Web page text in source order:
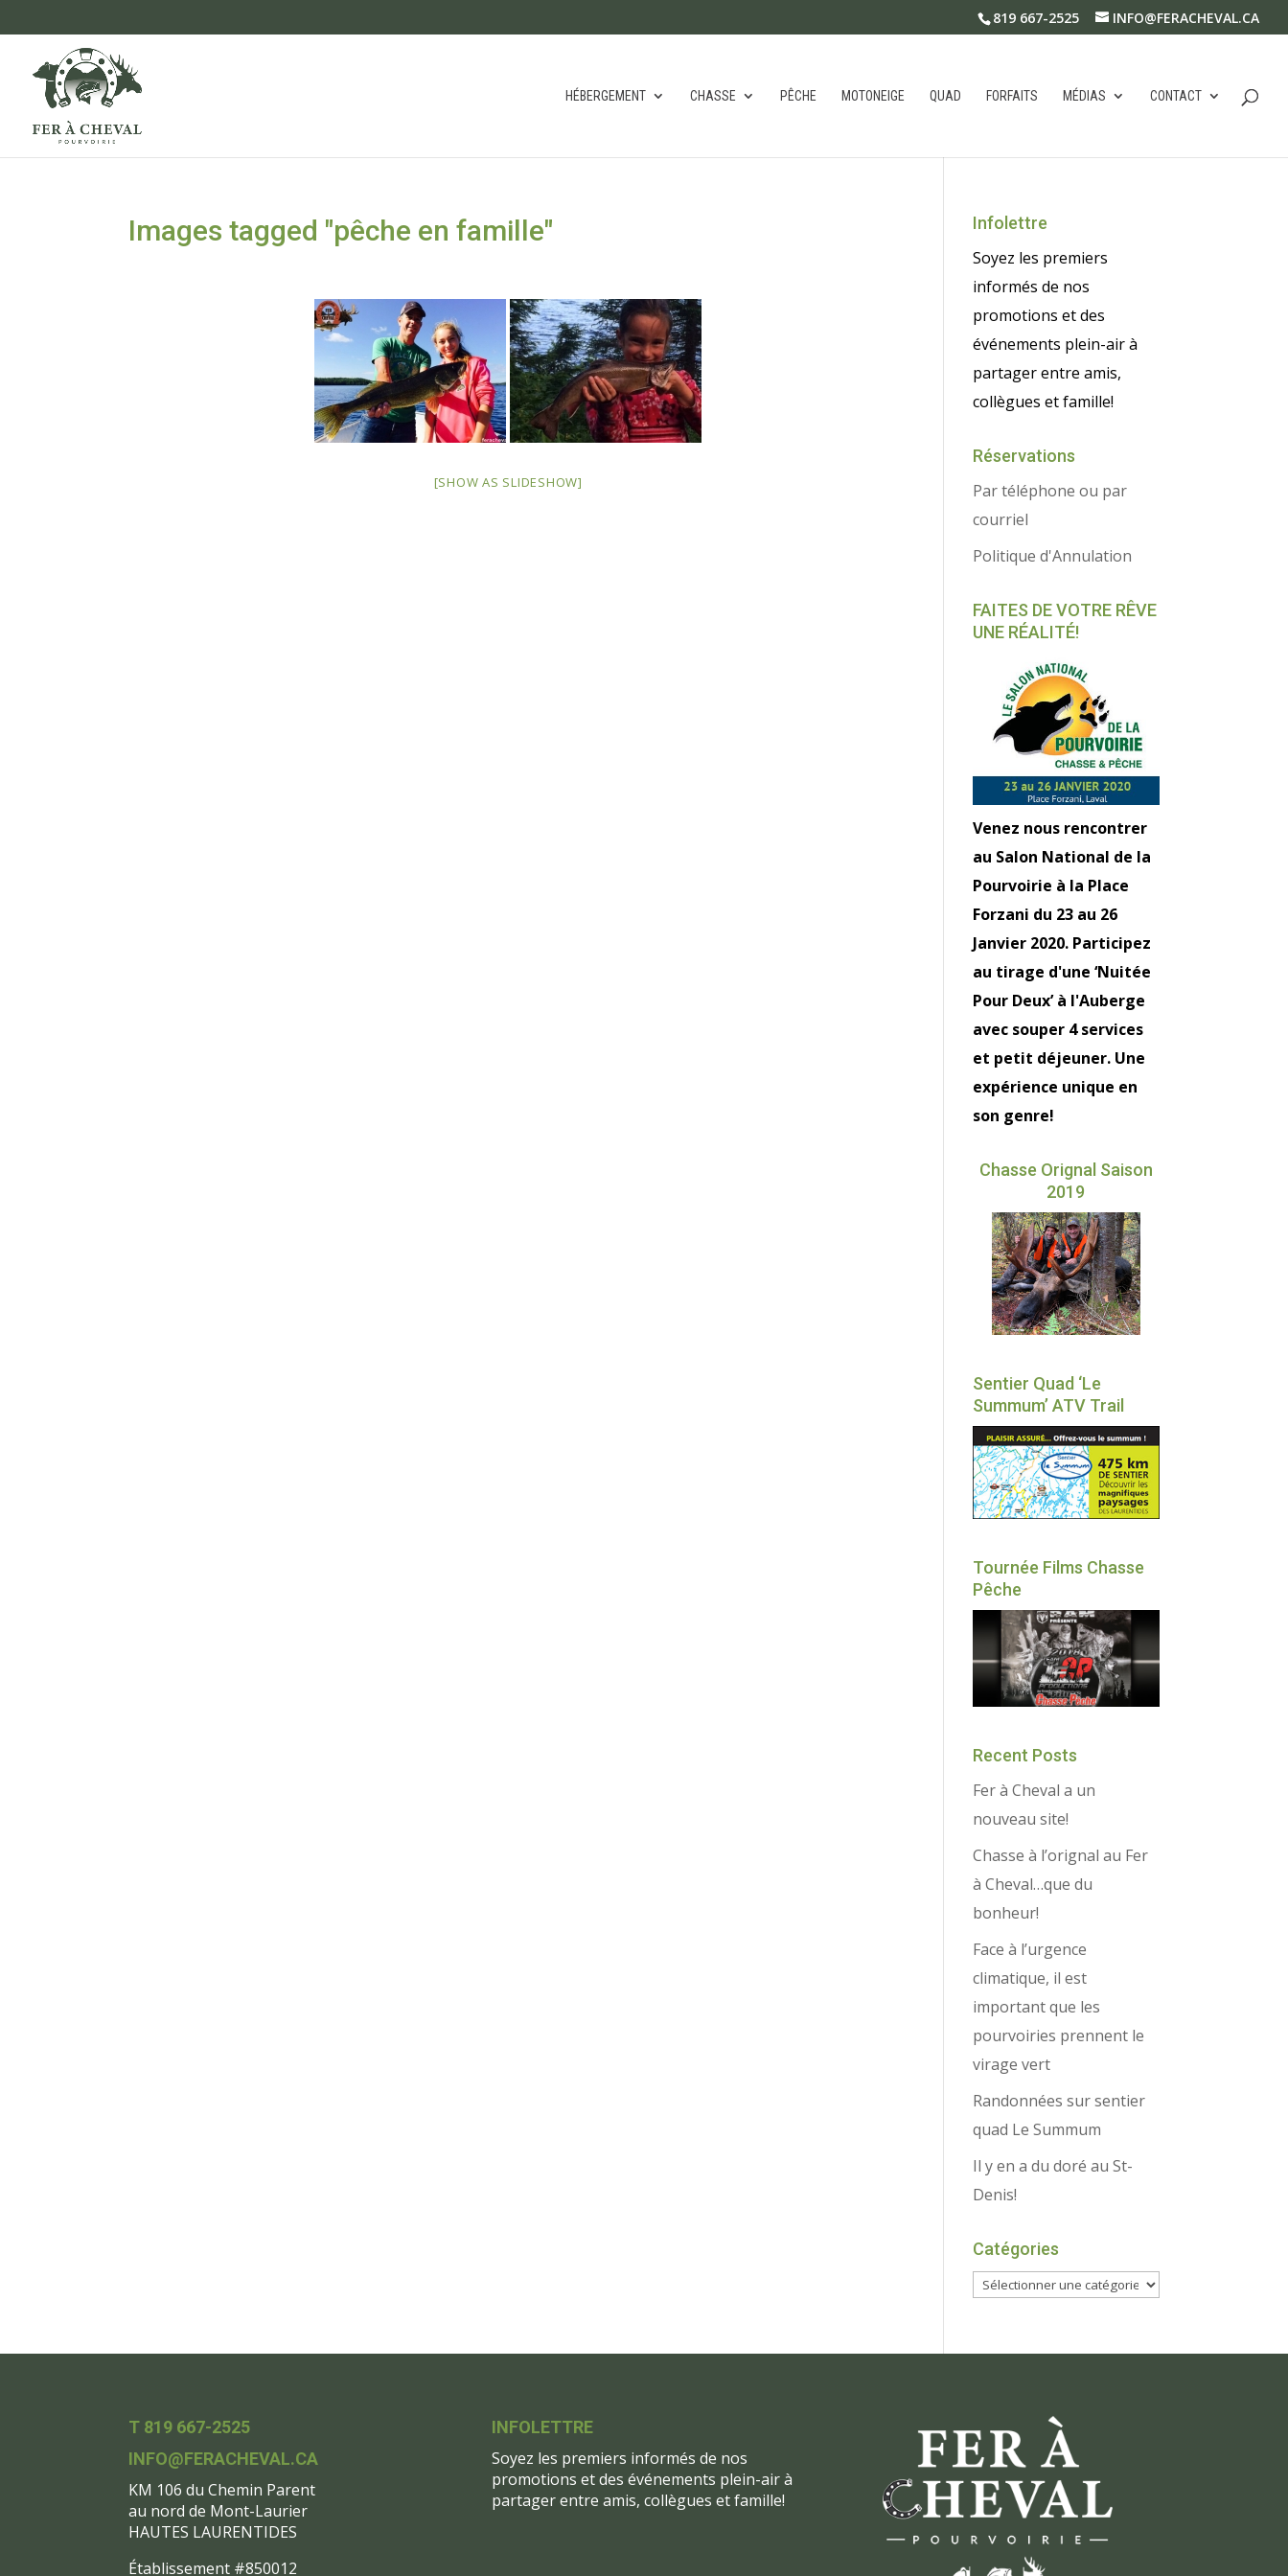
819 667-2525 INFO@FERACHEVAL.CA
HÉBERGEMENT CHASSE PÊCHE MOTONEIGE QUAD FORFAITS MÉDIAS CONTACT
Images tagged "pêche en famille"
[SHOW AS SLIDESHOW]
Infolettre
Soyez les premiers
informés de nos
promotions et des
événements plein-air à
partager entre amis,
collègues et famille!
Réservations
Par téléphone ou par
courriel
Politique d'Annulation
FAITES DE VOTRE RÊVE
UNE RÉALITÉ!
Venez nous rencontrer
au Salon National de la
Pourvoirie à la Place
Forzani du 23 au 26
Janvier 2020. Participez
au tirage d'une ‘Nuitée
Pour Deux’ à l'Auberge
avec souper 4 services
et petit déjeuner. Une
expérience unique en
son genre!
Chasse Orignal Saison
2019
Sentier Quad ‘Le
Summum’ ATV Trail
Tournée Films Chasse
Pêche
Recent Posts
Fer à Cheval a un
nouveau site!
Chasse à l’orignal au Fer
à Cheval…que du
bonheur!
Face à l’urgence
climatique, il est
important que les
pourvoiries prennent le
virage vert
Randonnées sur sentier
quad Le Summum
Il y en a du doré au St-
Denis!
Catégories
T 819 667-2525
INFO@FERACHEVAL.CA
KM 106 du Chemin Parent
au nord de Mont-Laurier
HAUTES LAURENTIDES
Établissement #850012
INFOLETTRE
Soyez les premiers informés de nos
promotions et des événements plein-air à
partager entre amis, collègues et famille!